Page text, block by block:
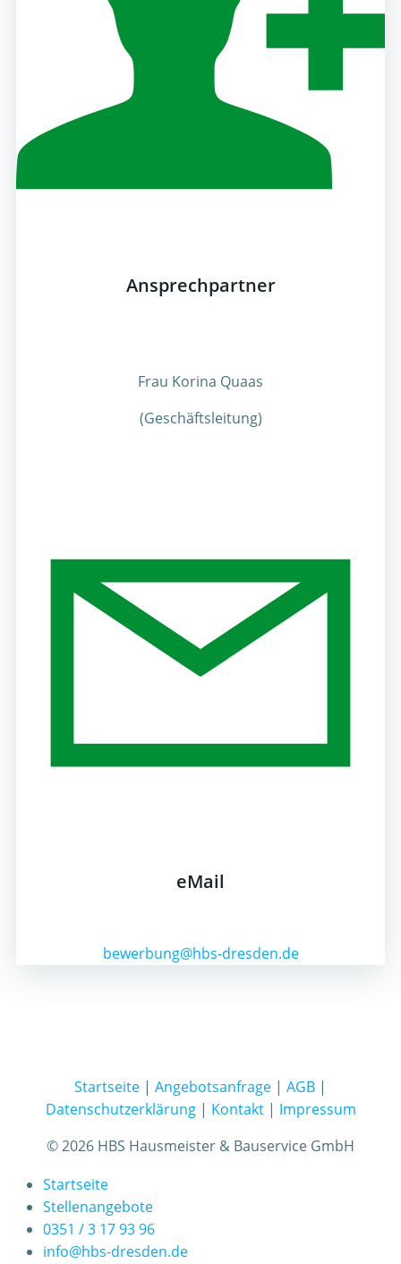
Ansprechpartner
Frau Korina Quaas
(Geschäftsleitung)
eMail
bewerbung@hbs-dresden.de
Startseite | Angebotsanfrage | AGB |
Datenschutzerklärung| Kontakt| Impressum
© 2026 HBS Hausmeister & Bauservice GmbH
Startseite
Stellenangebote
0351 / 3 17 93 96
info@hbs-dresden.de